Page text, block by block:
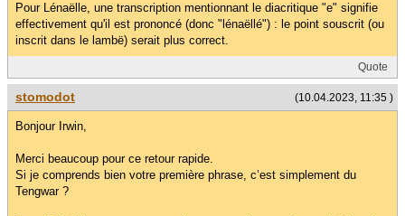
Pour Lénaëlle, une transcription mentionnant le diacritique "e" signifie
effectivement qu'il est prononcé (donc "lénaëllé") : le point souscrit (ou
inscrit dans le lambë) serait plus correct.
Quote
(10.04.2023, 11:35 )
stomodot
Bonjour Irwin,
Merci beaucoup pour ce retour rapide.
Si je comprends bien votre première phrase, c’est simplement du
Tengwar ?